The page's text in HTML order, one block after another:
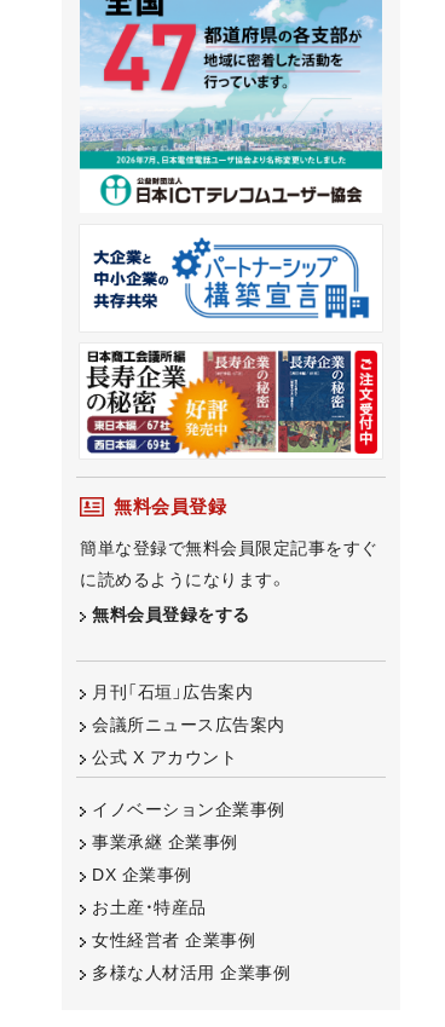
無料会員登録
簡単な登録で無料会員限定記事をすぐ
に読めるようになります。
無料会員登録をする
月刊「石垣」広告案内
会議所ニュース広告案内
公式 X アカウント
イノベーション企業事例
事業承継 企業事例
DX 企業事例
お土産・特産品
女性経営者 企業事例
多様な人材活用 企業事例